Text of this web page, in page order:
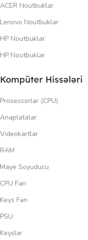
ACER Noutbuklar
Lenovo Noutbuklar
HP Noutbuklar
HP Noutbuklar
Kompüter Hissələri
Prosessorlar (CPU)
Anaplatalar
Videokartlar
RAM
Maye Soyuducu
CPU Fan
Keys Fan
PSU
Keyslər